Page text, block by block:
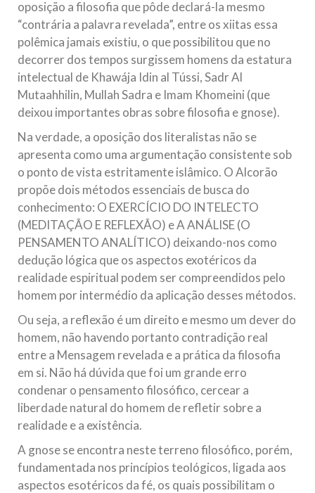
oposição a filosofia que pôde declará-la mesmo
“contrária a palavra revelada”, entre os xiitas essa
polêmica jamais existiu, o que possibilitou que no
decorrer dos tempos surgissem homens da estatura
intelectual de Khawája Idin al Tússi, Sadr Al
Mutaahhilin, Mullah Sadra e Imam Khomeini (que
deixou importantes obras sobre filosofia e gnose).
Na verdade, a oposição dos literalistas não se
apresenta como uma argumentação consistente sob
o ponto de vista estritamente islâmico. O Alcorão
propõe dois métodos essenciais de busca do
conhecimento: O EXERCÍCIO DO INTELECTO
(MEDITAÇÃO E REFLEXÃO) e A ANÁLISE (O
PENSAMENTO ANALÍTICO) deixando-nos como
dedução lógica que os aspectos exotéricos da
realidade espiritual podem ser compreendidos pelo
homem por intermédio da aplicação desses métodos.
Ou seja, a reflexão é um direito e mesmo um dever do
homem, não havendo portanto contradição real
entre a Mensagem revelada e a prática da filosofia
em si. Não há dúvida que foi um grande erro
condenar o pensamento filosófico, cercear a
liberdade natural do homem de refletir sobre a
realidade e a existência.
A gnose se encontra neste terreno filosófico, porém,
fundamentada nos princípios teológicos, ligada aos
aspectos esotéricos da fé, os quais possibilitam o